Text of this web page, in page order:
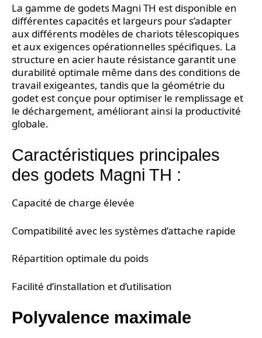
La gamme de godets Magni TH est disponible en
différentes capacités et largeurs pour s’adapter
aux différents modèles de chariots télescopiques
et aux exigences opérationnelles spécifiques. La
structure en acier haute résistance garantit une
durabilité optimale même dans des conditions de
travail exigeantes, tandis que la géométrie du
godet est conçue pour optimiser le remplissage et
le déchargement, améliorant ainsi la productivité
globale.
Caractéristiques principales
des godets Magni TH :
Capacité de charge élevée
Compatibilité avec les systèmes d’attache rapide
Répartition optimale du poids
Facilité d’installation et d’utilisation
Polyvalence maximale